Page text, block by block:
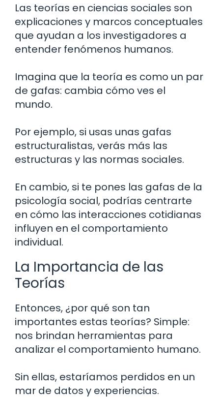
Las teorías en ciencias sociales son
explicaciones y marcos conceptuales
que ayudan a los investigadores a
entender fenómenos humanos.
Imagina que la teoría es como un par
de gafas: cambia cómo ves el
mundo.
Por ejemplo, si usas unas gafas
estructuralistas, verás más las
estructuras y las normas sociales.
En cambio, si te pones las gafas de la
psicología social, podrías centrarte
en cómo las interacciones cotidianas
influyen en el comportamiento
individual.
La Importancia de las
Teorías
Entonces, ¿por qué son tan
importantes estas teorías? Simple:
nos brindan herramientas para
analizar el comportamiento humano.
Sin ellas, estaríamos perdidos en un
mar de datos y experiencias.